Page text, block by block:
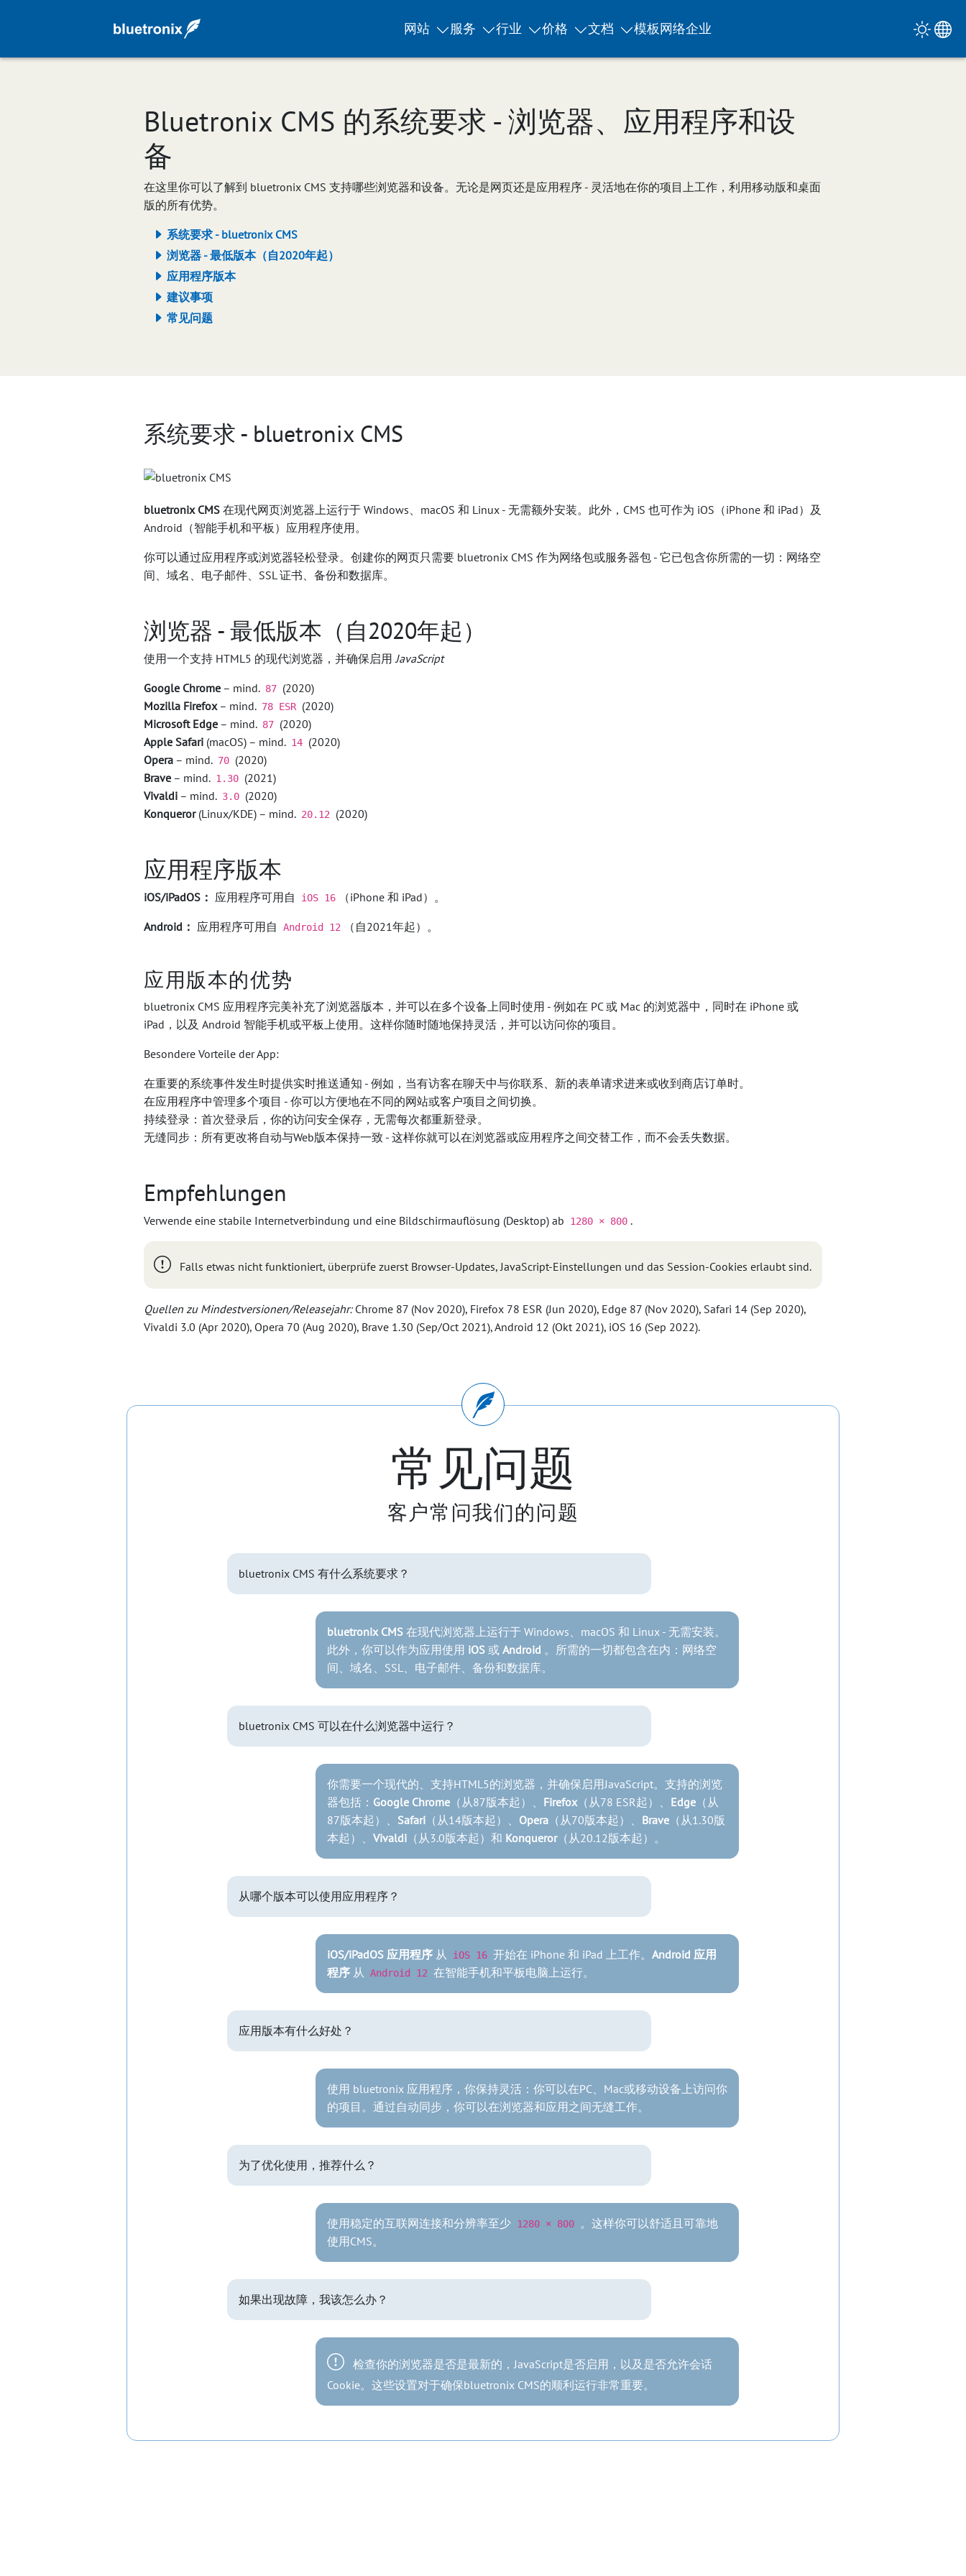
网站 服务 行业 价格 文档 模板网络企业
Bluetronix CMS 的系统要求 - 浏览器、应用程序和设
备
在这里你可以了解到 bluetronix CMS 支持哪些浏览器和设备。无论是网页还是应用程序 - 灵活地在你的项目上工作，利用移动版和桌面
版的所有优势。
系统要求 - bluetronix CMS
浏览器 - 最低版本（自2020年起）
应用程序版本
建议事项
常见问题
系统要求 - bluetronix CMS
bluetronix CMS 在现代网页浏览器上运行于 Windows、macOS 和 Linux - 无需额外安装。此外，CMS 也可作为 iOS（iPhone 和 iPad）及
Android（智能手机和平板）应用程序使用。
你可以通过应用程序或浏览器轻松登录。创建你的网页只需要 bluetronix CMS 作为网络包或服务器包 - 它已包含你所需的一切：网络空
间、域名、电子邮件、SSL 证书、备份和数据库。
浏览器 - 最低版本（自2020年起）
使用一个支持 HTML5 的现代浏览器，并确保启用JavaScript
Google Chrome – mind. 87 (2020)
Mozilla Firefox– mind. 78 ESR (2020)
Microsoft Edge – mind. 87 (2020)
Apple Safari (macOS) – mind. 14 (2020)
Opera – mind. 70 (2020)
Brave – mind. 1.30 (2021)
Vivaldi – mind. 3.0 (2020)
Konqueror(Linux/KDE) – mind. 20.12 (2020)
应用程序版本
iOS/iPadOS： 应用程序可用自 iOS 16 （iPhone 和 iPad）。
Android： 应用程序可用自 Android 12 （自2021年起）。
应用版本的优势
bluetronix CMS 应用程序完美补充了浏览器版本，并可以在多个设备上同时使用 - 例如在 PC 或 Mac 的浏览器中，同时在 iPhone 或
iPad，以及 Android 智能手机或平板上使用。这样你随时随地保持灵活，并可以访问你的项目。
Besondere Vorteile der App:
在重要的系统事件发生时提供实时推送通知 - 例如，当有访客在聊天中与你联系、新的表单请求进来或收到商店订单时。
在应用程序中管理多个项目 - 你可以方便地在不同的网站或客户项目之间切换。
持续登录：首次登录后，你的访问安全保存，无需每次都重新登录。
无缝同步：所有更改将自动与Web版本保持一致 - 这样你就可以在浏览器或应用程序之间交替工作，而不会丢失数据。
Empfehlungen
Verwende eine stabile Internetverbindung und eine Bildschirmauflösung (Desktop) ab 1280 × 800 .
Falls etwas nicht funktioniert, überprüfe zuerst Browser-Updates, JavaScript-Einstellungen und das Session-Cookies erlaubt sind.
Quellen zu Mindestversionen/Releasejahr:Chrome 87 (Nov 2020), Firefox 78 ESR (Jun 2020), Edge 87 (Nov 2020), Safari 14 (Sep 2020),
Vivaldi 3.0 (Apr 2020), Opera 70 (Aug 2020), Brave 1.30 (Sep/Oct 2021), Android 12 (Okt 2021), iOS 16 (Sep 2022).
常见问题
客户常问我们的问题
bluetronix CMS 有什么系统要求？
bluetronix CMS在现代浏览器上运行于 Windows、macOS 和 Linux - 无需安装。
此外，你可以作为应用使用 iOS或 Android 。所需的一切都包含在内：网络空
间、域名、SSL、电子邮件、备份和数据库。
bluetronix CMS 可以在什么浏览器中运行？
你需要一个现代的、支持HTML5的浏览器，并确保启用JavaScript。支持的浏览
器包括： Google Chrome（从87版本起）、 Firefox（从78 ESR起）、 Edge（从
87版本起）、 Safari（从14版本起）、 Opera（从70版本起）、 Brave（从1.30版
本起）、 Vivaldi（从3.0版本起）和 Konqueror（从20.12版本起）。
从哪个版本可以使用应用程序？
iOS/iPadOS 应用程序从 iOS 16 开始在 iPhone 和 iPad 上工作。 Android 应用
程序从 Android 12 在智能手机和平板电脑上运行。
应用版本有什么好处？
使用 bluetronix 应用程序，你保持灵活：你可以在PC、Mac或移动设备上访问你
的项目。通过自动同步，你可以在浏览器和应用之间无缝工作。
为了优化使用，推荐什么？
使用稳定的互联网连接和分辨率至少 1280 × 800 。这样你可以舒适且可靠地
使用CMS。
如果出现故障，我该怎么办？
检查你的浏览器是否是最新的，JavaScript是否启用，以及是否允许会话
Cookie。这些设置对于确保bluetronix CMS的顺利运行非常重要。